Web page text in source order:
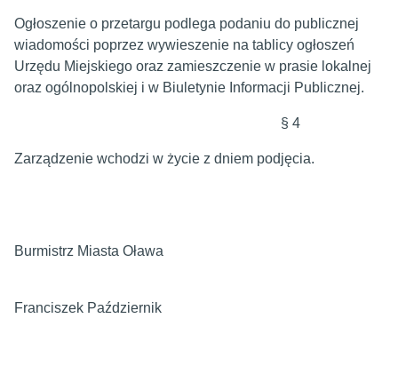
Ogłoszenie o przetargu podlega podaniu do publicznej
wiadomości poprzez wywieszenie na tablicy ogłoszeń
Urzędu Miejskiego oraz zamieszczenie w prasie lokalnej
oraz ogólnopolskiej i w Biuletynie Informacji Publicznej.
§ 4
Zarządzenie wchodzi w życie z dniem podjęcia.
Burmistrz Miasta Oława
Franciszek Październik